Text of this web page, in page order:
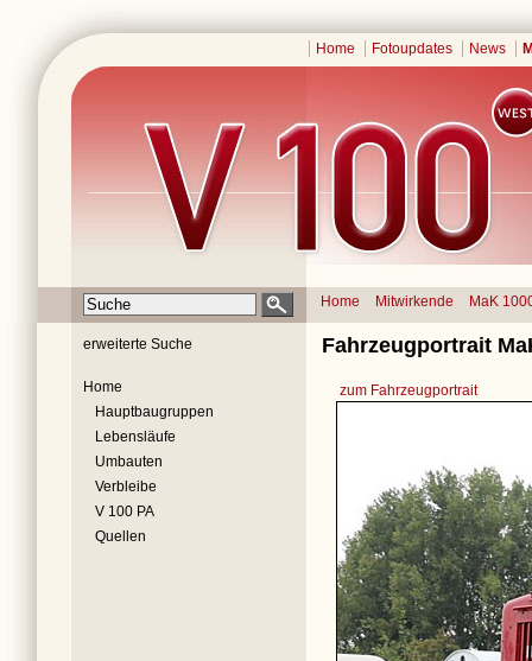
Home Fotoupdates News
Home Mitwirkende MaK
erweiterte Suche
Home
Hauptbaugruppen
Lebensläufe
Umbauten
Verbleibe
V 100 PA
Quellen
Fahrzeugportrait
zum Fahrzeugportrait